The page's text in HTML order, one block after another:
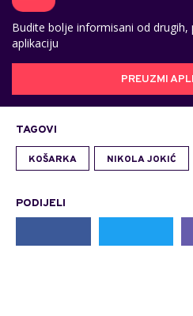
Budite bolje informisani od
aplikaciju
PREUZMI
TAGOVI
KOŠARKA NIKOLA JOKIĆ
PODIJELI